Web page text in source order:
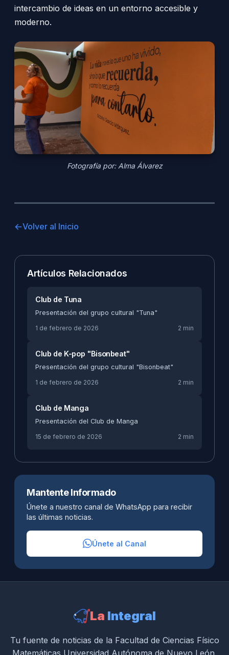
intercambio de ideas en un entorno accesible y
moderno.
Fotografía por: Alma Álvarez
Volver al Inicio
Artículos Relacionados
Club de Tuna
Presentación del grupo cultural "Tuna"
1 de febrero de 2026
2 min
Club de K-pop "Bisonbeat"
Presentación del grupo cultural "Bisonbeat"
1 de febrero de 2026
2 min
Club de Manga
Presentación del Club de Manga
15 de febrero de 2026
2 min
Mantente Informado
Únete a nuestro canal de WhatsApp para recibir
las últimas noticias.
Únete al Canal
La Integral
Tu fuente de noticias de la Facultad de Ciencias Físico
Matemáticas Universidad Autónoma de Nuevo León.